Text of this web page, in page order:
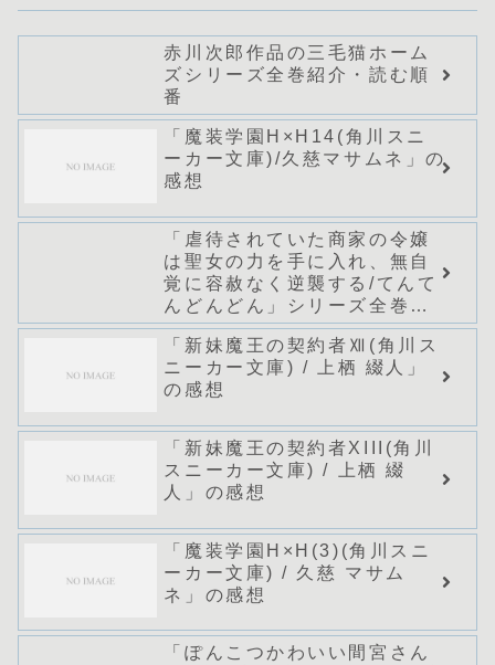
赤川次郎作品の三毛猫ホーム
ズシリーズ全巻紹介・読む順
番
「魔装学園H×H14(角川スニ
ーカー文庫)/久慈マサムネ」の
感想
「虐待されていた商家の令嬢
は聖女の力を手に入れ、無自
覚に容赦なく逆襲する/てんて
んどんどん」シリーズ全巻の
あらすじ・感想
「新妹魔王の契約者Ⅻ(角川ス
ニーカー文庫) / 上栖 綴人」
の感想
「新妹魔王の契約者XIII(角川
スニーカー文庫) / 上栖 綴
人」の感想
「魔装学園H×H(3)(角川スニ
ーカー文庫) / 久慈 マサム
ネ」の感想
「ぽんこつかわいい間宮さん